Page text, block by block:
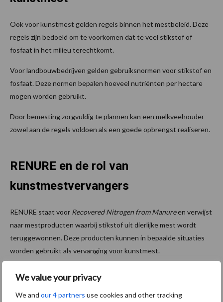
We value your privacy
We and our 4 partners use cookies and other tracking
Ook voor kunstmest gelden regels binnen het mestbeleid. Deze
regels zijn bedoeld om te voorkomen dat te veel stikstof of
fosfaat in het milieu terechtkomt.
Voor landbouwbedrijven gelden gebruiksnormen voor stikstof en
fosfaat. Deze normen bepalen hoeveel nutriënten per hectare
mogen worden gebruikt.
Door bemesting zorgvuldig te plannen kan een melkveehouder
zowel aan de regels voldoen als een goede opbrengst realiseren.
RENURE en de rol van
kunstmestvervangers
RENURE staat voor Recovered Nitrogen from Manureen verwijst
naar mestproducten waarbij stikstof uit dierlijke mest wordt
teruggewonnen. Deze producten kunnen in bepaalde situaties
worden gebruikt als vervanging voor kunstmest.
ontwikkeling zijn, omdat stikstof uit mest beter kan worden
benut als meststof voor gewassen. In plaats van extra